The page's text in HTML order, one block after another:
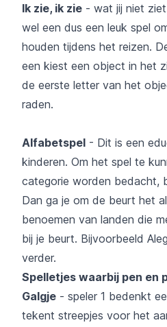
Ik zie, ik zie - wat jij niet
wel een dus een leuk spel
houden tijdens het reizen.
een kiest een object in het
de eerste letter van het
raden.
Alfabetspel - Dit is een
kinderen. Om het spel te
categorie worden bedacht,
Dan ga je om de beurt het
benoemen van landen die
bij je beurt. Bijvoorbeeld
verder.
Spelletjes waarbij pen en
Galgje - speler 1 bedenkt
tekent streepjes voor het